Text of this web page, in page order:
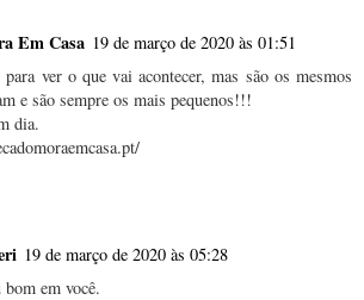
Em Casa 19 de março de 2020 às 01:51
para ver o que vai acontecer, mas são os mesmos
e são sempre os mais pequenos!!!
dia.
19 de março de 2020 às 05:28
em você.